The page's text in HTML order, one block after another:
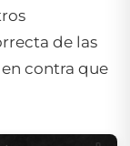
de las
contra que